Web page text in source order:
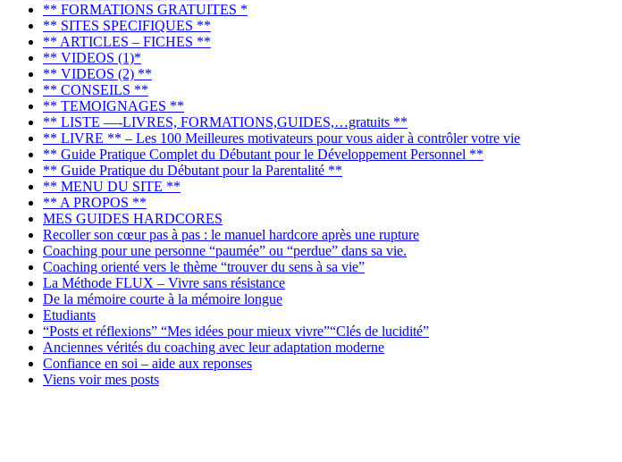
** FORMATIONS GRATUITES *
** SITES SPECIFIQUES **
** ARTICLES – FICHES **
** VIDEOS (1)*
** VIDEOS (2) **
** CONSEILS **
** TEMOIGNAGES **
** LISTE —-LIVRES, FORMATIONS,GUIDES,…gratuits **
** LIVRE ** – Les 100 Meilleures motivateurs pour vous aider à contrôler votre vie
** Guide Pratique Complet du Débutant pour le Développement Personnel **
** Guide Pratique du Débutant pour la Parentalité **
** MENU DU SITE **
** A PROPOS **
MES GUIDES HARDCORES
Recoller son cœur pas à pas : le manuel hardcore après une rupture
Coaching pour une personne “paumée” ou “perdue” dans sa vie.
Coaching orienté vers le thème “trouver du sens à sa vie”
La Méthode FLUX – Vivre sans résistance
De la mémoire courte à la mémoire longue
Etudiants
“Posts et réflexions” “Mes idées pour mieux vivre”“Clés de lucidité”
Anciennes vérités du coaching avec leur adaptation moderne
Confiance en soi – aide aux reponses
Viens voir mes posts